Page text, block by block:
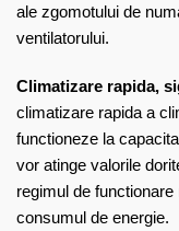
ale zgomotului de
ventilatorului.
Climatizare rapida,
climatizare rapida a
functioneze la
vor atinge valorile
regimul de
consumul de energie.